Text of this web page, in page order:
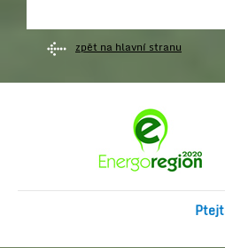
zpět na hlavní stranu